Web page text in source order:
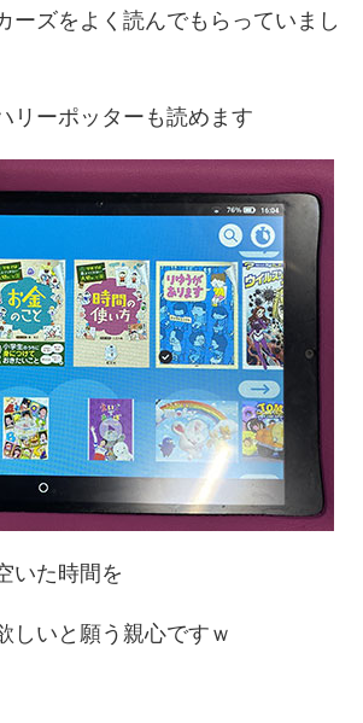
ーズをよく読んでもらっていまし
リーポッターも読めます
いた時間を
しいと願う親心ですｗ